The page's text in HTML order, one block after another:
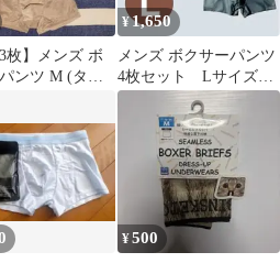
3枚】メンズ ボ
ンツ M (タグ
¥1,650
メンズ ボクサーパンツ
4枚セット Lサイズ
グリーン 無地 光沢
¥500